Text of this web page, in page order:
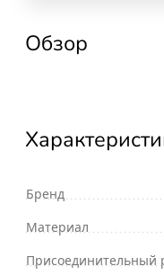
Обзор
Бренд
Материал
Присоединительный